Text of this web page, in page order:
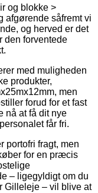
og blokke >
afgørende såfremt vi
og herved er det
den forventede
med muligheden
produkter,
men
forud for et fast
nå at få dit nye
får fri.
portofri fragt, men
for en præcis
– ligegyldigt om du
Gilleleje – vil blive at